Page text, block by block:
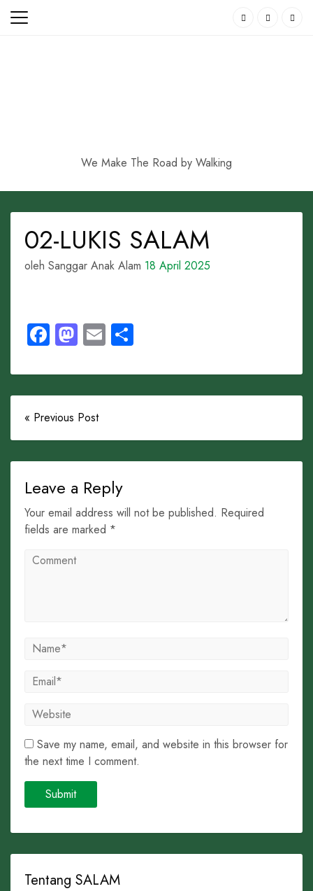
Skip
We Make The Road by Walking
02-LUKIS SALAM
oleh Sanggar Anak Alam 18 April 2025
Facebook
Mastodon
Email
« Previous Post
Leave a Reply
Your email address will not be published. Required
fields are marked *
Save my name, email, and website in this browser for
the next time I comment.
Tentang SALAM